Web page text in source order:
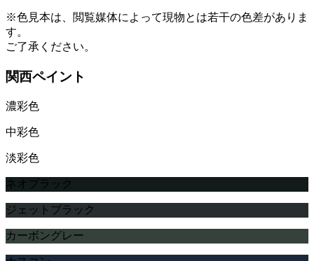
※色見本は、閲覧媒体によって現物とは若干の色差がありま
す。
ご了承ください。
関西ペイント
濃彩色
中彩色
淡彩色
ネオブラック
ジェットブラック
カーボングレー